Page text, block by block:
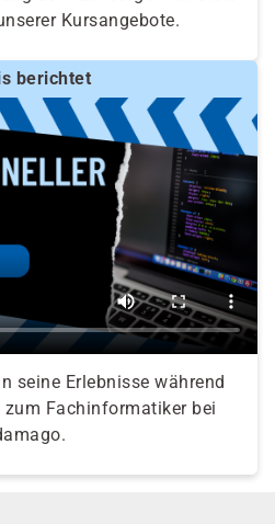
Kursangebote.
berichtet
seine Erlebnisse während
Fachinformatiker bei